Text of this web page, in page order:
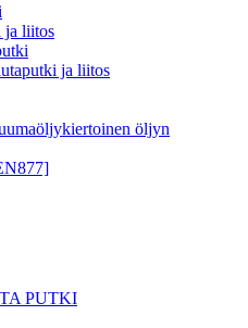
ja liitos
ja liitos
öljyn